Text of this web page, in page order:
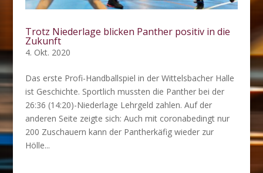
Trotz Niederlage blicken Panther positiv in die
Zukunft
4. Okt. 2020
Das erste Profi-Handballspiel in der Wittelsbacher Halle
ist Geschichte. Sportlich mussten die Panther bei der
26:36 (14:20)-Niederlage Lehrgeld zahlen. Auf der
anderen Seite zeigte sich: Auch mit coronabedingt nur
200 Zuschauern kann der Pantherkäfig wieder zur
Hölle...